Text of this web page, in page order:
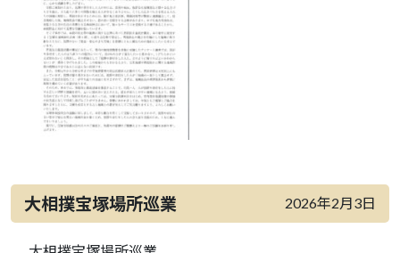
大相撲宝塚場所巡業 2026年2月3日